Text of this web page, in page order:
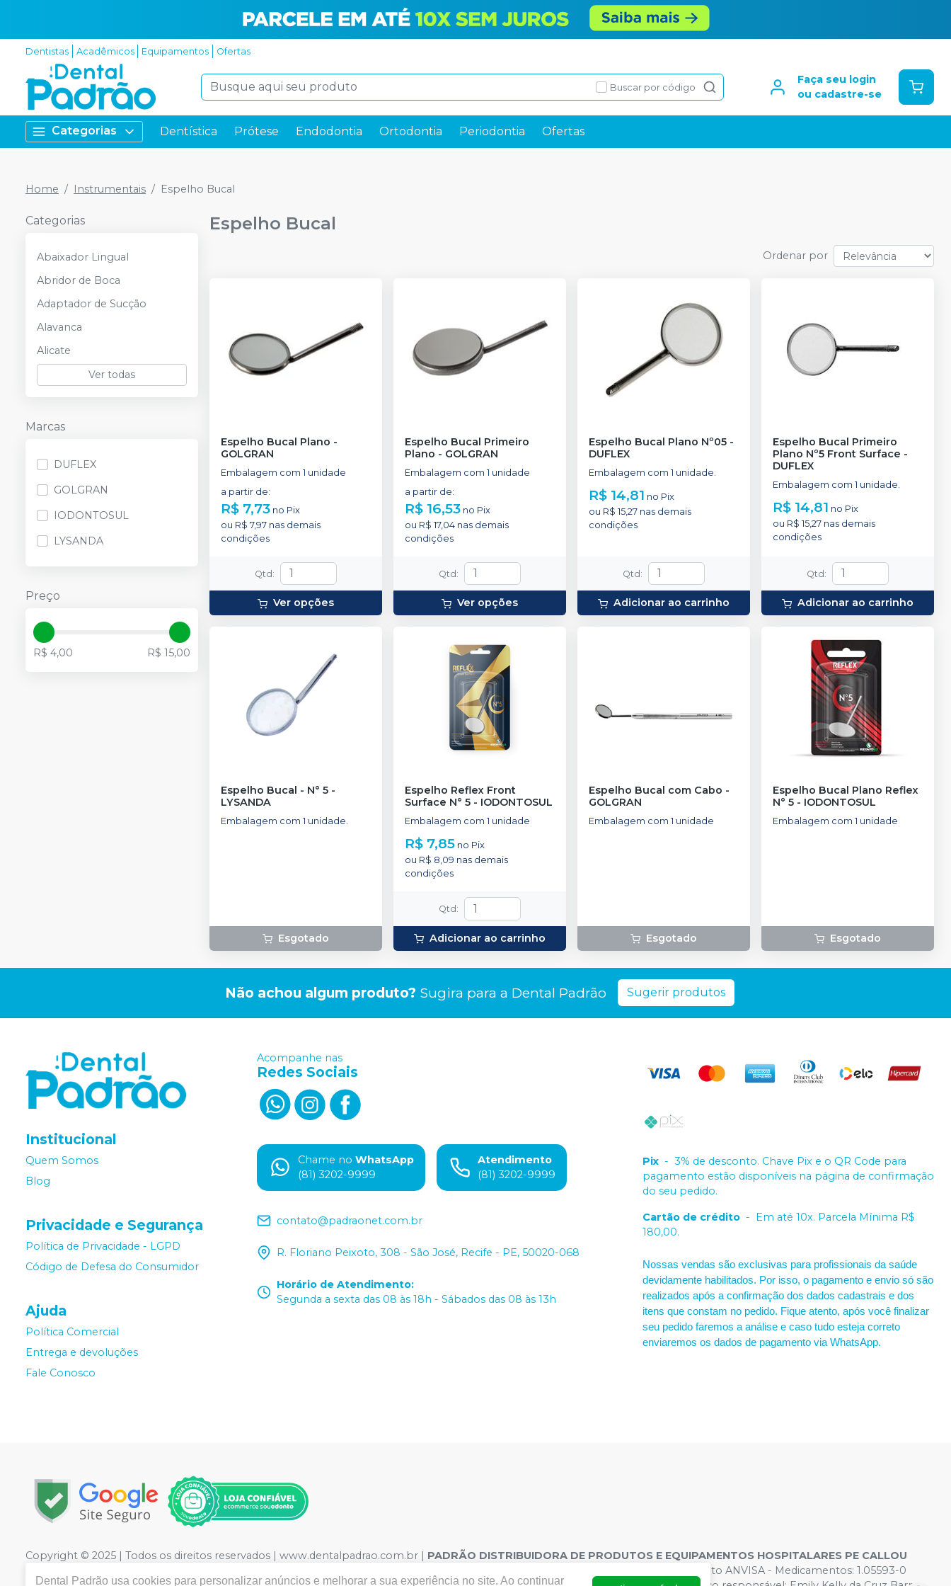
Dentistas Acadêmicos Equipamentos Ofertas
Buscar por código
Faça seu login
ou cadastre-se
Categorias Dentística Prótese Endodontia Ortodontia Periodontia Ofertas
Home Instrumentais Espelho Bucal
Categorias
Abaixador Lingual
Abridor de Boca
Adaptador de Sucção
Alavanca
Alicate
Ver todas
Marcas
DUFLEX
GOLGRAN
IODONTOSUL
LYSANDA
Preço
R$ 4,00 R$ 15,00
Espelho Bucal
Ordenar por
Espelho Bucal Plano -
GOLGRAN
Embalagem com 1 unidade
a partir de:
R$ 7,73 no Pix
ou R$ 7,97 nas demais
condições
Qtd:
Ver opções
Espelho Bucal Primeiro
Plano - GOLGRAN
Embalagem com 1 unidade
a partir de:
R$ 16,53 no Pix
ou R$ 17,04 nas demais
condições
Qtd:
Ver opções
Espelho Bucal Plano Nº05 -
DUFLEX
Embalagem com 1 unidade.
R$ 14,81 no Pix
ou R$ 15,27 nas demais
condições
Qtd:
Adicionar ao carrinho
Espelho Bucal Primeiro
Plano Nº5 Front Surface -
DUFLEX
Embalagem com 1 unidade.
R$ 14,81 no Pix
ou R$ 15,27 nas demais
condições
Qtd:
Adicionar ao carrinho
Espelho Bucal - N° 5 -
LYSANDA
Embalagem com 1 unidade.
Esgotado
Espelho Reflex Front
Surface N° 5 - IODONTOSUL
Embalagem com 1 unidade
R$ 7,85 no Pix
ou R$ 8,09 nas demais
condições
Qtd :
Adicionar ao carrinho
Espelho Bucal com Cabo -
GOLGRAN
Embalagem com 1 unidade
Esgotado
Espelho Bucal Plano Reflex
N° 5 - IODONTOSUL
Embalagem com 1 unidade
Esgotado
Não achou algum produto? Sugira para a Dental Padrão Sugerir produtos
Institucional
Quem Somos
Blog
Privacidade e Segurança
Política de Privacidade - LGPD
Código de Defesa do Consumidor
Ajuda
Política Comercial
Entrega e devoluções
Fale Conosco
Acompanhe nas
Redes Sociais
Chame no WhatsApp
(81) 3202-9999
Atendimento
(81) 3202-9999
contato@padraonet.com.br
R. Floriano Peixoto, 308 - São José, Recife - PE, 50020-068
Horário de Atendimento:
Segunda a sexta das 08 às 18h - Sábados das 08 às 13h
Pix - 3% de desconto. Chave Pix e o QR Code para
pagamento estão disponíveis na página de confirmação
do seu pedido.
Cartão de crédito - Em até 10x. Parcela Mínima R$
180,00.
Nossas vendas são exclusivas para profissionais da saúde
devidamente habilitados. Por isso, o pagamento e envio só são
realizados após a confirmação dos dados cadastrais e dos
itens que constam no pedido. Fique atento, após você finalizar
seu pedido faremos a análise e caso tudo esteja correto
enviaremos os dados de pagamento via WhatsApp.
Copyright © 2025 | Todos os direitos reservados | www.dentalpadrao.com.br | PADRÃO DISTRIBUIDORA DE PRODUTOS E EQUIPAMENTOS HOSPITALARES PE CALLOU
| CNPJ: 09.441.460/0001-20 | Rua Floriano Peixoto, 308 – São José, Recife – PE CEP 50020-060 | Autorizações de Funcionamento ANVISA - Medicamentos: 1.05593-0
Dental Padrão usa cookies para personalizar anúncios e melhorar a sua experiência no site. Ao continuar